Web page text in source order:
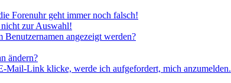
Forenuhr geht immer noch falsch!
nicht zur Auswahl!
angezeigt werden?
ändern?
Mail-Link klicke, werde ich aufgefordert, mich anzumelden.